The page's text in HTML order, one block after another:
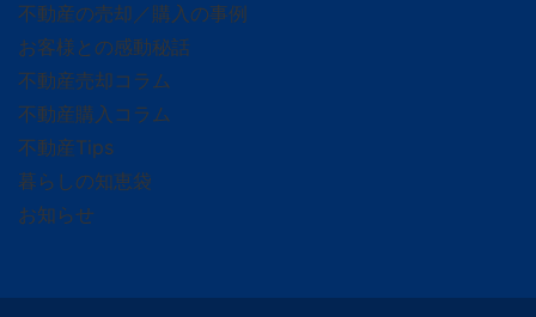
不動産の売却／購入の事例
お客様との感動秘話
不動産売却コラム
不動産購入コラム
不動産Tips
暮らしの知恵袋
お知らせ